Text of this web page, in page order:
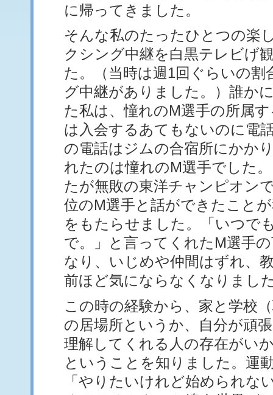
に帰ってきました。
そんな私のたったひとつの楽
クシング中継を白黒テレビげ
た。（当時は週1回ぐらいの割
グ中継がありました。）誰か
た私は、憧れのM選手の所属
は入会するあてもないのに電
の電話はジムの合宿所にかか
れたのは憧れのM選手でした
たが無敗の東洋チャンピオン
位のM選手と話ができたこと
をもたらせました。「いつで
で。」と言ってくれたM選手
なり、いじめや仲間はずれ、
前ほど気にならなくなりまし
この時の経験から、家と学校
の居場所というか、自分が頑
理解してくれる人の存在がい
ということを知りました。運
「やりたいけれど始められな